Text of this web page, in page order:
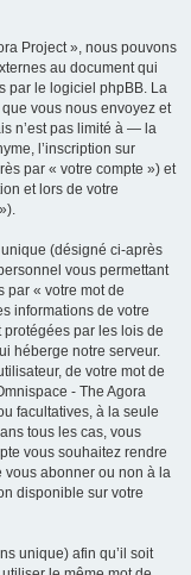
Project », nous pouvons
au document qui
par le logiciel phpBB. La
vous nous envoyez et
n’est pas limité à — la
l’inscription sur
par « votre compte ») et
et lors de votre
(désigné ci-après
vous permettant
par « votre mot de
informations de votre
protégées par les lois de
héberge notre serveur.
de votre mot de
- The Agora
facultatives, à la seule
tous les cas, vous
vous souhaitez rendre
abonner ou non à la
disponible sur votre
unique) afin qu’il soit